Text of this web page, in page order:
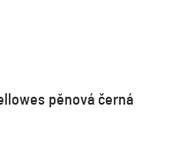
pěnová černá